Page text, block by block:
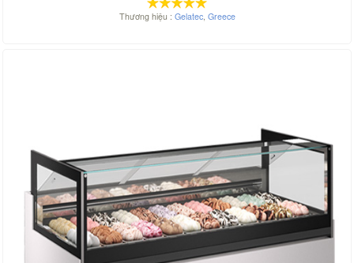
Thương hiệu : Gelatec, Greece